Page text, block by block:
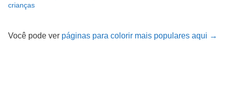
crianças
Você pode ver páginas para colorir mais populares aqui →